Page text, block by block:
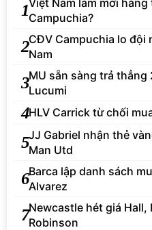
1Campuchia?
2CĐV Campuchia lo đội
Nam
3MU sẵn sàng trả thẳng
Lucumi
4HLV Carrick từ chối
5JJ Gabriel nhận thẻ
Man Utd
6Barca lập danh sách
Alvarez
7Newcastle hét giá
Robinson